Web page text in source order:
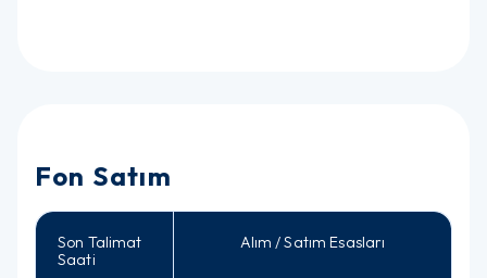
Fon Satım
Son Talimat
Saati
Alım / Satım Esasları